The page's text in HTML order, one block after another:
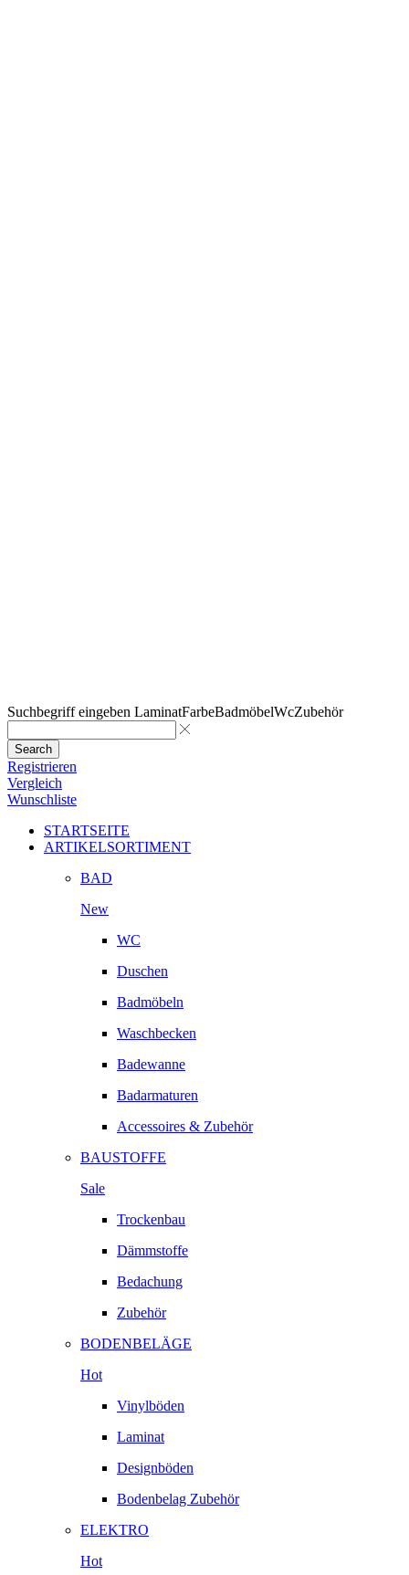
Suchbegriff eingeben LaminatFarbeBadmöbelWcZubehör
Search
Registrieren
Vergleich
Wunschliste
STARTSEITE
ARTIKELSORTIMENT
BAD
New
WC
Duschen
Badmöbeln
Waschbecken
Badewanne
Badarmaturen
Accessoires & Zubehör
BAUSTOFFE
Sale
Trockenbau
Dämmstoffe
Bedachung
Zubehör
BODENBELÄGE
Hot
Vinylböden
Laminat
Designböden
Bodenbelag Zubehör
ELEKTRO
Hot